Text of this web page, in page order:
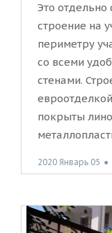
Это
строение на
периметру
со всеми
стенами.
покрыты
2020 Январь 05 ●